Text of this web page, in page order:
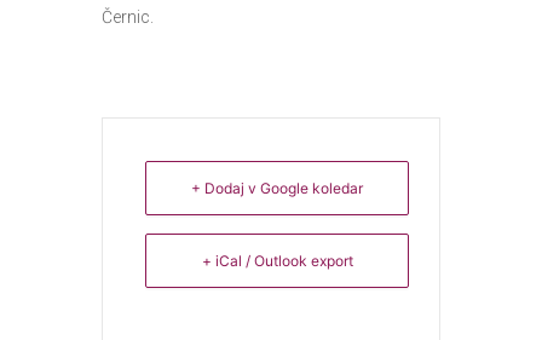
Černic.
+ Dodaj v Google koledar
+ iCal / Outlook export